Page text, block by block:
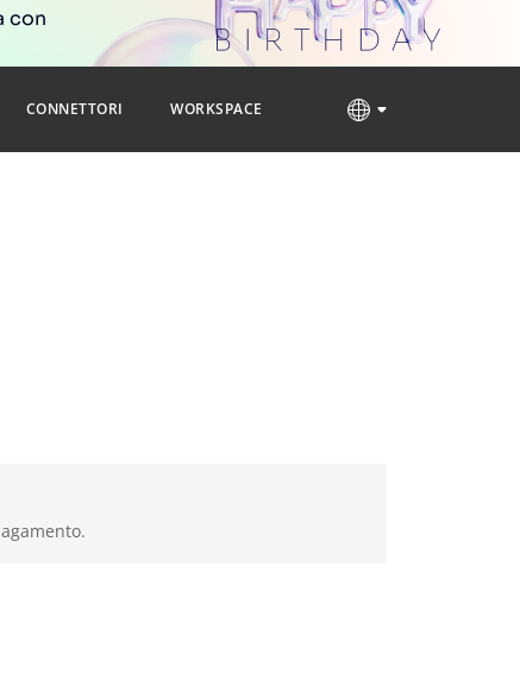
con
CONNETTORI WORKSPACE